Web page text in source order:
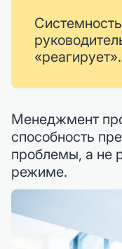
«реагирует».
Менеджмент
способность
проблемы, а не
режиме.